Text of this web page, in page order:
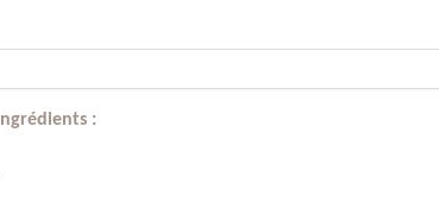
Ingrédients :